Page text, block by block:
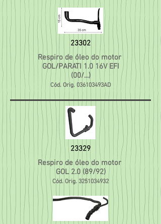
23302
Respiro de óleo do motor
GOL/PARATI 1.0 16V EFI
(00/...)
Cód. Orig. 036103493AD
23329
Respiro de óleo do motor
GOL 2.0 (89/92)
Cód. Orig. 3251034932